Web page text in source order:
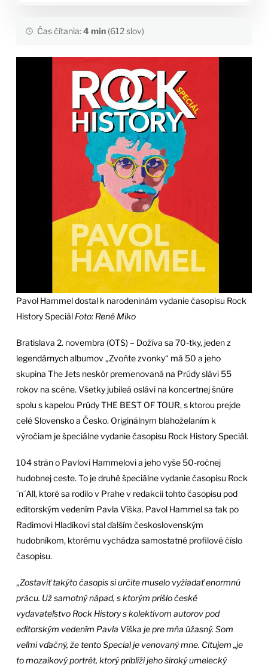
Čas čítania:4 min(612 slov)
Pavol Hammel dostal k narodeninám vydanie časopisu Rock
History Speciál Foto: René Miko
Bratislava 2. novembra (OTS) – Dožíva sa 70-tky, jeden z
legendárnych albumov „Zvoňte zvonky“ má 50 a jeho
skupina The Jets neskôr premenovaná na Prúdy slávi 55
rokov na scéne. Všetky jubileá oslávi na koncertnej šnúre
spolu s kapelou Prúdy THE BEST OF TOUR, s ktorou prejde
celé Slovensko a Česko. Originálnym blahoželaním k
výročiam je špeciálne vydanie časopisu Rock History Speciál.
104 strán o Pavlovi Hammelovi a jeho vyše 50-ročnej
hudobnej ceste. To je druhé špeciálne vydanie časopisu Rock
´n´All, ktoré sa rodilo v Prahe v redakcii tohto časopisu pod
editorským vedením Pavla Víška. Pavol Hammel sa tak po
Radimovi Hladíkovi stal ďalším československým
hudobníkom, ktorému vychádza samostatné profilové číslo
časopisu.
„Zostaviť takýto časopis si určite muselo vyžiadať enormnú
prácu. Už samotný nápad, s ktorým prišlo české
vydavateľstvo Rock History s kolektívom autorov pod
editorským vedením Pavla Víška je pre mňa úžasný. Som
veľmi vďačný, že tento Special je venovaný mne. Citujem „je
to mozaikový portrét, ktorý priblíži jeho široký umelecký